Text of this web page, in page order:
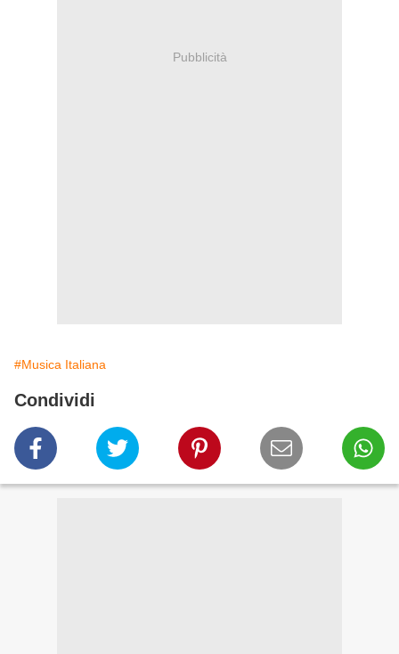
Pubblicità
#Musica Italiana
Condividi